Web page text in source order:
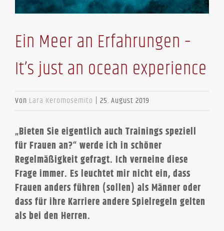
Ein Meer an Erfahrungen –
It’s just an ocean experience
Von Lara Keromosemito | 25. August 2019
„Bieten Sie eigentlich auch Trainings speziell
für Frauen an?“ werde ich in schöner
Regelmäßigkeit gefragt. Ich verneine diese
Frage immer. Es leuchtet mir nicht ein, dass
Frauen anders führen (sollen) als Männer oder
dass für ihre Karriere andere Spielregeln gelten
als bei den Herren.